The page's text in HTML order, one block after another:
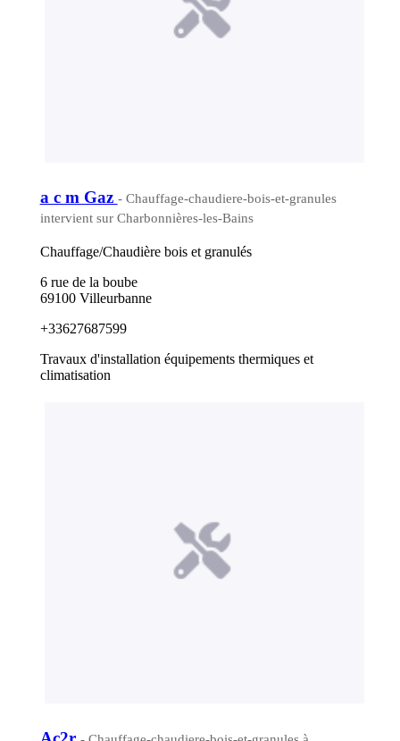
a c m Gaz - Chauffage-chaudiere-bois-et-granules
intervient sur Charbonnières-les-Bains
Chauffage/Chaudière bois et granulés
6 rue de la boube
69100 Villeurbanne
+33627687599
Travaux d'installation équipements thermiques et
climatisation